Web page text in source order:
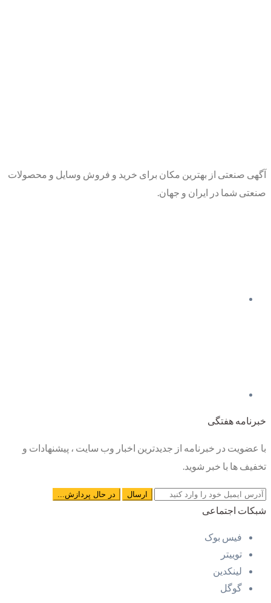
آگهی صنعتی از بهترین مکان برای خرید و فروش وسایل و محصولات
صنعتی شما در ایران و جهان.
خبرنامه هفتگی
با عضویت در خبرنامه از جدیدترین اخبار وب سایت ، پیشنهادات و
تخفیف ها با خبر شوید.
شبکات اجتماعی
فیس بوک
توییتر
لینکدین
گوگل